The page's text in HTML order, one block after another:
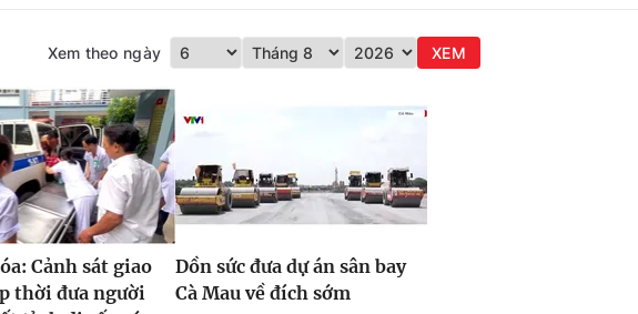
Xem theo ngày XEM
Cảnh sát giao
thời đưa người
Dồn sức đưa dự án sân bay
Cà Mau về đích sớm